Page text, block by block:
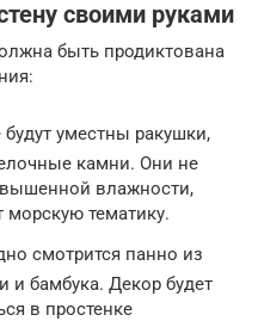
своими руками
быть продиктована
уместны ракушки,
камни. Они не
влажности,
тематику.
смотрится панно из
и бамбука. Декор будет
в простенке